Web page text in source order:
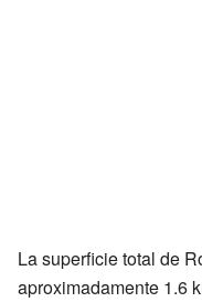
La superficie total de
aproximadamente 1.6